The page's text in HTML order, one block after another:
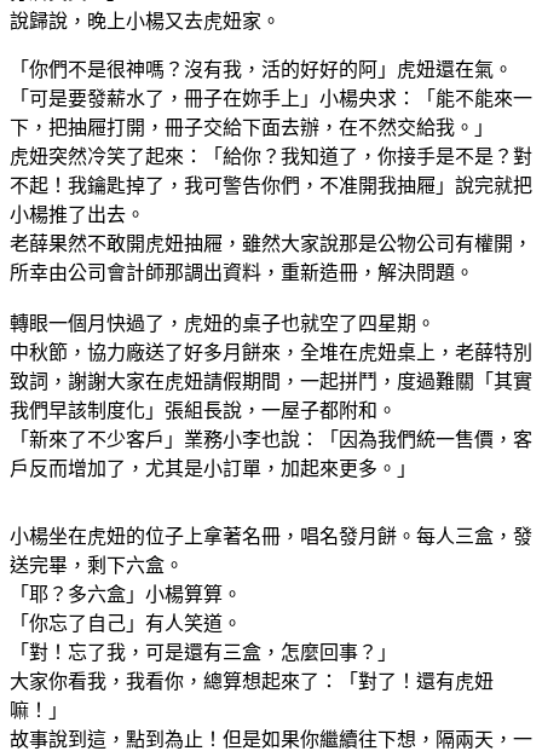
說歸說，晚上小楊又去虎妞家。
「你們不是很神嗎？沒有我，活的好好的阿」虎妞還在氣。
「可是要發薪水了，冊子在妳手上」小楊央求：「能不能來一
下，把抽屜打開，冊子交給下面去辦，在不然交給我。」
虎妞突然冷笑了起來：「給你？我知道了，你接手是不是？對
不起！我鑰匙掉了，我可警告你們，不准開我抽屜」說完就把
小楊推了出去。
老薛果然不敢開虎妞抽屜，雖然大家說那是公物公司有權開，
所幸由公司會計師那調出資料，重新造冊，解決問題。
轉眼一個月快過了，虎妞的桌子也就空了四星期。
中秋節，協力廠送了好多月餅來，全堆在虎妞桌上，老薛特別
致詞，謝謝大家在虎妞請假期間，一起拼鬥，度過難關「其實
我們早該制度化」張組長說，一屋子都附和。
「新來了不少客戶」業務小李也說：「因為我們統一售價，客
戶反而增加了，尤其是小訂單，加起來更多。」
小楊坐在虎妞的位子上拿著名冊，唱名發月餅。每人三盒，發
送完畢，剩下六盒。
「耶？多六盒」小楊算算。
「你忘了自己」有人笑道。
「對！忘了我，可是還有三盒，怎麼回事？」
大家你看我，我看你，總算想起來了：「對了！還有虎妞
嘛！」
故事說到這，點到為止！但是如果你繼續往下想，隔兩天，一